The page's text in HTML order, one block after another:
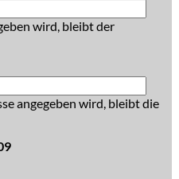
wird, bleibt der
angegeben wird, bleibt die